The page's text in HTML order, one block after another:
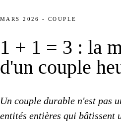
MARS 2026 -COUPLE
1 + 1 = 3 : la
d'un couple
Un couple durable n'est pas
entités entières qui bâtissent